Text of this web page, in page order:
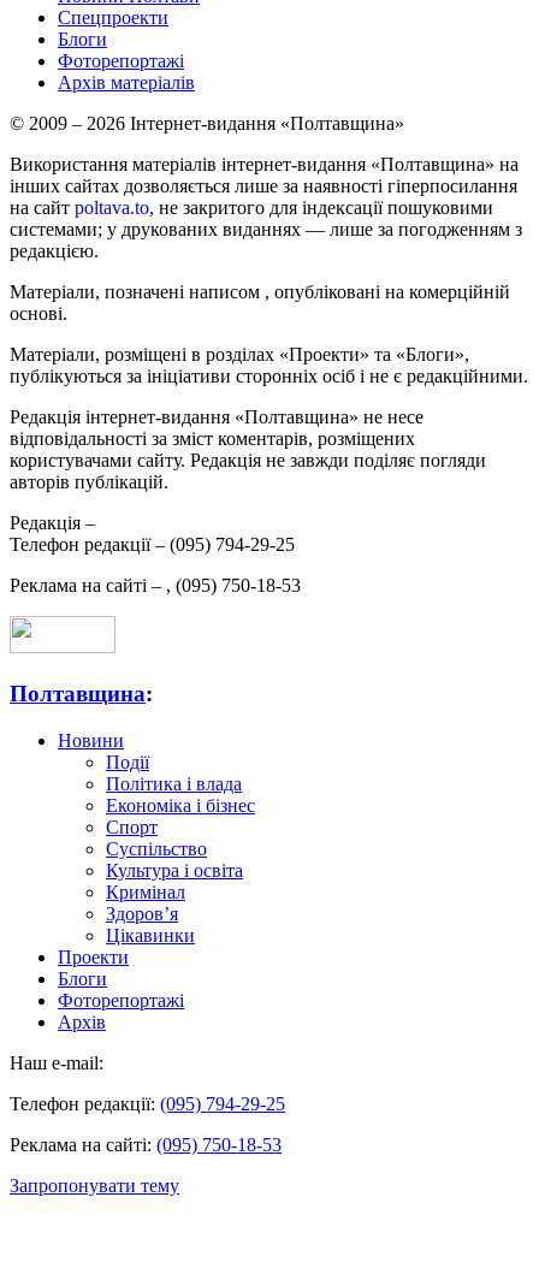
Спецпроекти
Блоги
Фоторепортажі
Архів матеріалів
© 2009 – 2026 Інтернет-видання «Полтавщина»
Використання матеріалів інтернет-видання «Полтавщина» на
інших сайтах дозволяється лише за наявності гіперпосилання
на сайт poltava.to, не закритого для індексації пошуковими
системами; у друкованих виданнях — лише за погодженням з
редакцією.
Матеріали, позначені написом , опубліковані на комерційній
основі.
Матеріали, розміщені в розділах «Проекти» та «Блоги»,
публікуються за ініціативи сторонніх осіб і не є редакційними.
Редакція інтернет-видання «Полтавщина» не несе
відповідальності за зміст коментарів, розміщених
користувачами сайту. Редакція не завжди поділяє погляди
авторів публікацій.
Редакція –
Телефон редакції – (095) 794-29-25
Реклама на сайті – , (095) 750-18-53
Полтавщина:
Новини
Події
Політика і влада
Економіка і бізнес
Спорт
Суспільство
Культура і освіта
Кримінал
Здоров’я
Цікавинки
Проекти
Блоги
Фоторепортажі
Архів
Наш e-mail:
Телефон редакції: (095) 794-29-25
Реклама на сайті: (095) 750-18-53
Запропонувати тему